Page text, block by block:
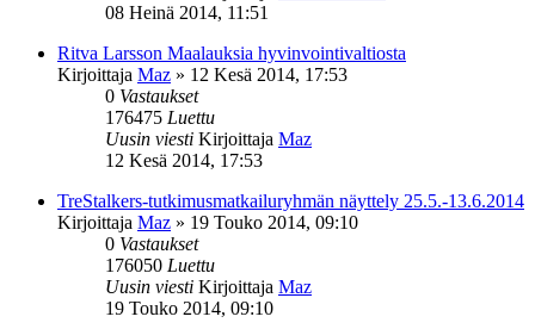
08 Heinä 2014, 11:51
Ritva Larsson Maalauksia hyvinvointivaltiosta
Kirjoittaja Maz » 12 Kesä 2014, 17:53
0 Vastaukset
176475 Luettu
Uusin viesti Kirjoittaja Maz
12 Kesä 2014, 17:53
TreStalkers-tutkimusmatkailuryhmän näyttely 25.5.-13.6.2014
Kirjoittaja Maz » 19 Touko 2014, 09:10
0 Vastaukset
176050 Luettu
Uusin viesti Kirjoittaja Maz
19 Touko 2014, 09:10